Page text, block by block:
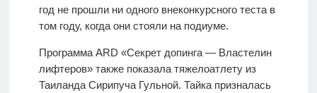
год не прошли ни одного внеконкурсного теста в
том году, когда они стояли на подиуме.
Программа ARD «Секрет допинга — Властелин
лифтеров» также показала тяжелоатлету из
Таиланда Сирипуча Гульной. Тайка призналась